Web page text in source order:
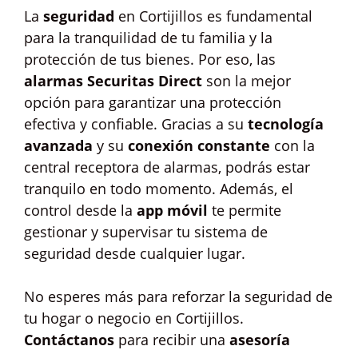
La seguridad en Cortijillos es fundamental
para la tranquilidad de tu familia y la
protección de tus bienes. Por eso, las
alarmas Securitas Direct son la mejor
opción para garantizar una protección
efectiva y confiable. Gracias a su tecnología
avanzada y su conexión constante con la
central receptora de alarmas, podrás estar
tranquilo en todo momento. Además, el
control desde la app móvil te permite
gestionar y supervisar tu sistema de
seguridad desde cualquier lugar.
No esperes más para reforzar la seguridad de
tu hogar o negocio en Cortijillos.
Contáctanos para recibir una asesoría